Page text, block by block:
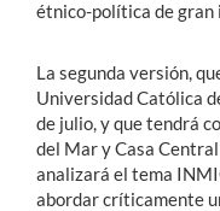
étnico-política de gran
La segunda versión,
Universidad Católica
de julio, y que tendrá
del Mar y Casa
analizará el tema
abordar críticamente